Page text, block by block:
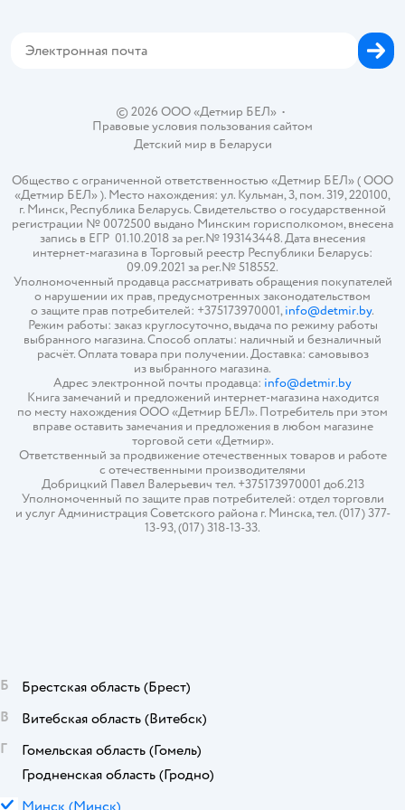
© 2026 ООО «Детмир БЕЛ»•
Правовые условия пользования сайтом
Детский мир в Беларуси
Общество с ограниченной ответственностью «Детмир БЕЛ» ( ООО
«Детмир БЕЛ» ). Место нахождения: ул. Кульман, 3, пом. 319, 220100,
г. Минск, Республика Беларусь. Свидетельство о государственной
регистрации № 0072500 выдано Минским горисполкомом, внесена
запись в ЕГР 01.10.2018 за рег.№ 193143448. Дата внесения
интернет-магазина в Торговый реестр Республики Беларусь:
09.09.2021 за рег.№ 518552.
Уполномоченный продавца рассматривать обращения покупателей
о нарушении их прав, предусмотренных законодательством
о защите прав потребителей: +375173970001,info@detmir.by.
Режим работы: заказ круглосуточно, выдача по режиму работы
выбранного магазина. Способ оплаты: наличный и безналичный
расчёт. Оплата товара при получении. Доставка: самовывоз
из выбранного магазина.
Адрес электронной почты продавца: info@detmir.by
Книга замечаний и предложений интернет-магазина находится
по месту нахождения ООО «Детмир БЕЛ». Потребитель при этом
вправе оставить замечания и предложения в любом магазине
торговой сети «Детмир».
Ответственный за продвижение отечественных товаров и работе
с отечественными производителями
Добрицкий Павел Валерьевич тел. +375173970001 доб.213
Уполномоченный по защите прав потребителей: отдел торговли
и услуг Администрация Советского района г. Минска, тел. (017) 377-
13-93, (017) 318-13-33.
Б Брестская область (Брест)
В
Витебская область (Витебск)
Г
Гомельская область (Гомель)
Гродненская область (Гродно)
М Минск (Минск)